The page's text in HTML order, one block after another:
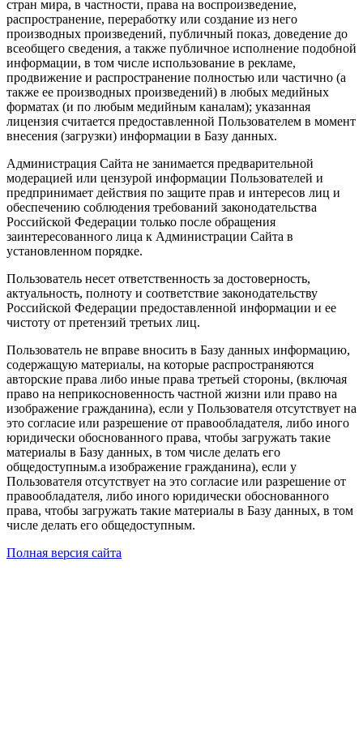
стран мира, в частности, права на воспроизведение,
распространение, переработку или создание из него
производных произведений, публичный показ, доведение до
всеобщего сведения, а также публичное исполнение подобной
информации, в том числе использование в рекламе,
продвижение и распространение полностью или частично (а
также ее производных произведений) в любых медийных
форматах (и по любым медийным каналам); указанная
лицензия считается предоставленной Пользователем в момент
внесения (загрузки) информации в Базу данных.
Администрация Сайта не занимается предварительной
модерацией или цензурой информации Пользователей и
предпринимает действия по защите прав и интересов лиц и
обеспечению соблюдения требований законодательства
Российской Федерации только после обращения
заинтересованного лица к Администрации Сайта в
установленном порядке.
Пользователь несет ответственность за достоверность,
актуальность, полноту и соответствие законодательству
Российской Федерации предоставленной информации и ее
чистоту от претензий третьих лиц.
Пользователь не вправе вносить в Базу данных информацию,
содержащую материалы, на которые распространяются
авторские права либо иные права третьей стороны, (включая
право на неприкосновенность частной жизни или право на
изображение гражданина), если у Пользователя отсутствует на
это согласие или разрешение от правообладателя, либо иного
юридически обоснованного права, чтобы загружать такие
материалы в Базу данных, в том числе делать его
общедоступным.а изображение гражданина), если у
Пользователя отсутствует на это согласие или разрешение от
правообладателя, либо иного юридически обоснованного
права, чтобы загружать такие материалы в Базу данных, в том
числе делать его общедоступным.
Полная версия сайта